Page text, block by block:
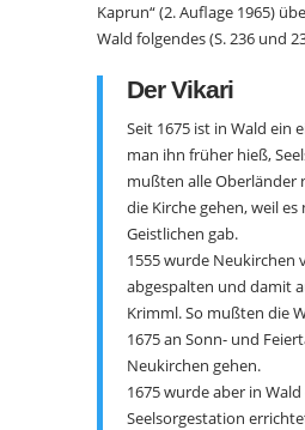
Kaprun“ (2. Auflage 1965)
Wald folgendes (S. 236 und
Der Vikari
Seit 1675 ist in Wald ein
man ihn früher hieß,
mußten alle Oberländer
die Kirche gehen, weil es
Geistlichen gab.
1555 wurde Neukirchen
abgespalten und damit
Krimml. So mußten die
1675 an Sonn- und
Neukirchen gehen.
1675 wurde aber in
Seelsorgestation